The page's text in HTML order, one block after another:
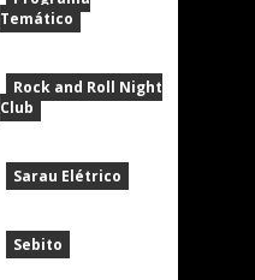
Temático
Rock and Roll Night
Club
Sarau Elétrico
Sebito